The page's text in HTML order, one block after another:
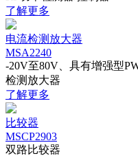
了解更多
电流检测放大器
MSA2240
-20V至80V、具有增强型
检测放大器
了解更多
比较器
MSCP2903
双路比较器